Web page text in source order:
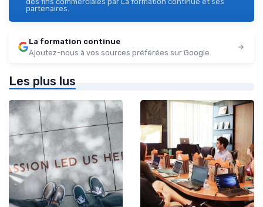
partenaires.
La formation continue
Ajoutez-nous à vos sources préférées sur Google
Les plus lus